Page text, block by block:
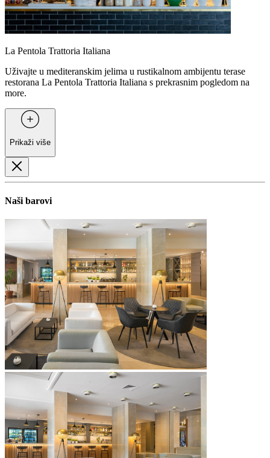
La Pentola Trattoria Italiana
Uživajte u mediteranskim jelima u rustikalnom ambijentu terase
restorana La Pentola Trattoria Italiana s prekrasnim pogledom na
more.
Prikaži više
Naši barovi